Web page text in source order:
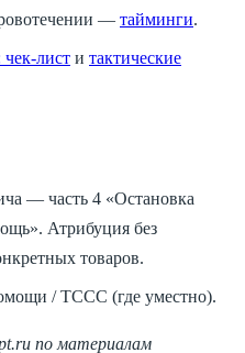
— тайминги.
лист и тактические
— часть 4 «Остановка
Атрибуция без
товаров.
/ TCCC (где уместно).
по материалам